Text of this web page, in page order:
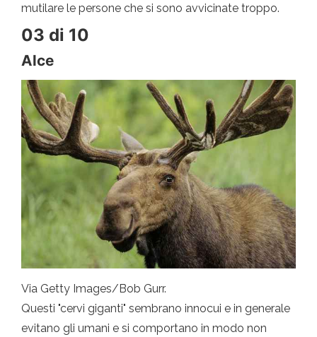
mutilare le persone che si sono avvicinate troppo.
03 di 10
Alce
Via Getty Images/Bob Gurr.
Questi "cervi giganti" sembrano innocui e in generale
evitano gli umani e si comportano in modo non